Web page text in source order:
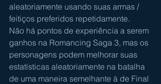
aleatoriamente usando suas armas /
feitiços preferidos repetidamente.
Não há pontos de experiência a serem
ganhos na Romancing Saga 3, mas os
personagens podem melhorar suas
estatísticas aleatoriamente na batalha
de uma maneira semelhante à de Final